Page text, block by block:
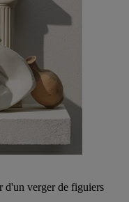
d'un verger de figuiers